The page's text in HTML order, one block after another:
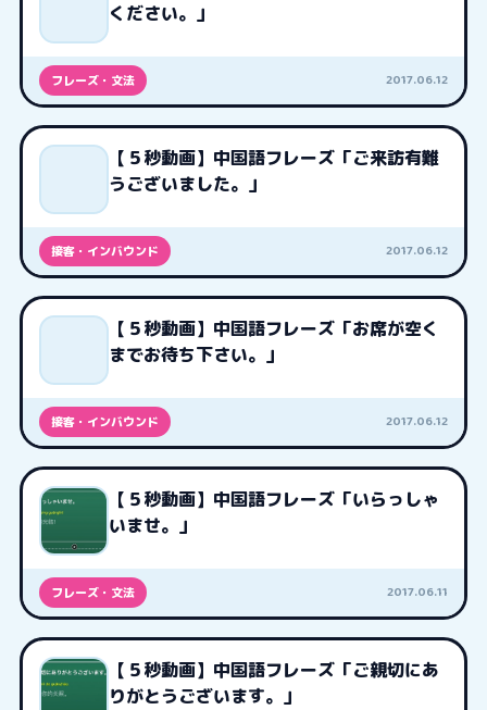
ください。」
フレーズ・文法 2017.06.12
【５秒動画】中国語フレーズ「ご来訪有難
うございました。」
接客・インバウンド 2017.06.12
【５秒動画】中国語フレーズ「お席が空く
までお待ち下さい。」
接客・インバウンド 2017.06.12
【５秒動画】中国語フレーズ「いらっしゃ
いませ。」
フレーズ・文法 2017.06.11
【５秒動画】中国語フレーズ「ご親切にあ
りがとうございます。」